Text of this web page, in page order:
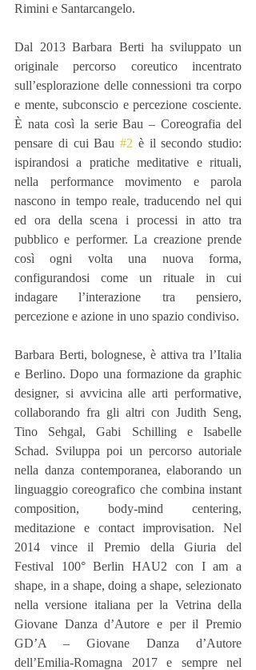
Rimini e Santarcangelo.
Dal 2013 Barbara Berti ha sviluppato un
originale percorso coreutico incentrato
sull’esplorazione delle connessioni tra corpo
e mente, subconscio e percezione cosciente.
È nata così la serie Bau – Coreografia del
pensare di cui Bau #2 è il secondo studio:
ispirandosi a pratiche meditative e rituali,
nella performance movimento e parola
nascono in tempo reale, traducendo nel qui
ed ora della scena i processi in atto tra
pubblico e performer. La creazione prende
così ogni volta una nuova forma,
configurandosi come un rituale in cui
indagare l’interazione tra pensiero,
percezione e azione in uno spazio condiviso.
Barbara Berti, bolognese, è attiva tra l’Italia
e Berlino. Dopo una formazione da graphic
designer, si avvicina alle arti performative,
collaborando fra gli altri con Judith Seng,
Tino Sehgal, Gabi Schilling e Isabelle
Schad. Sviluppa poi un percorso autoriale
nella danza contemporanea, elaborando un
linguaggio coreografico che combina instant
composition, body-mind centering,
meditazione e contact improvisation. Nel
2014 vince il Premio della Giuria del
Festival 100° Berlin HAU2 con I am a
shape, in a shape, doing a shape, selezionato
nella versione italiana per la Vetrina della
Giovane Danza d’Autore e per il Premio
GD’A – Giovane Danza d’Autore
dell’Emilia-Romagna 2017 e sempre nel